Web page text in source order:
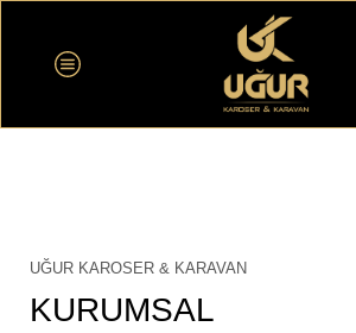
UĞUR KAROSER & KARAVAN
KURUMSAL